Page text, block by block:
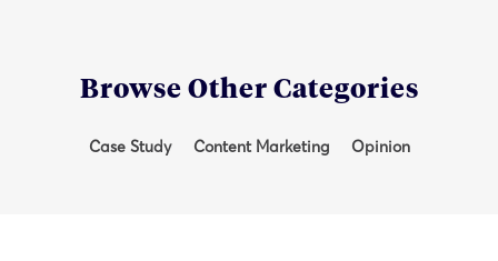
Browse Other Categories
Case Study Content Marketing Opinion